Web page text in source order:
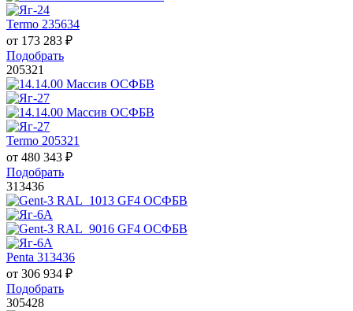
Termo 235634
от 173 283 ₽
Подобрать
205321
Termo 205321
от 480 343 ₽
Подобрать
313436
Penta 313436
от 306 934 ₽
Подобрать
305428